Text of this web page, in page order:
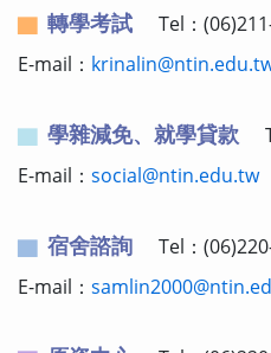
轉學考試
Tel：
E-mail：
學雜減免、就學貸款
E-mail： social@ntin.edu.tw
宿舍諮詢
Tel：
E-mail：